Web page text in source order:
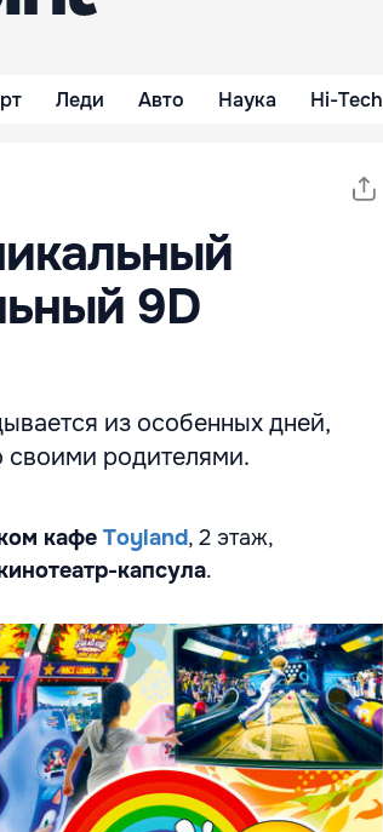
Леди Авто Наука Hi-Tech
9D
из особенных дней,
своими родителями.
кафе Toyland, 2 этаж,
капсула.